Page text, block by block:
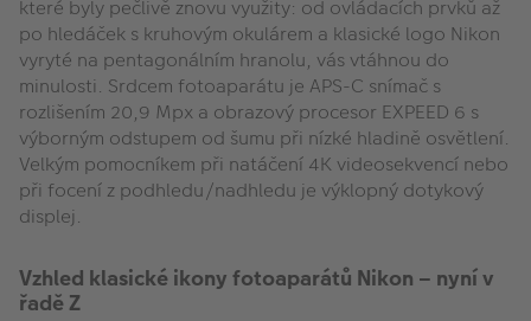
které byly pečlivě znovu využity: od ovládacích prvků až
po hledáček s kruhovým okulárem a klasické logo Nikon
vyryté na pentagonálním hranolu, vás vtáhnou do
minulosti. Srdcem fotoaparátu je APS-C snímač s
rozlišením 20,9 Mpx a obrazový procesor EXPEED 6 s
výborným odstupem od šumu při nízké hladině osvětlení.
Velkým pomocníkem při natáčení 4K videosekvencí nebo
při focení z podhledu/nadhledu je výklopný dotykový
displej.
Vzhled klasické ikony fotoaparátů Nikon – nyní v
řadě Z